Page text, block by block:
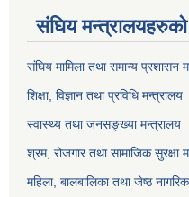
स‌ंघिय
स‌ंघिय मामिला तथा समान्य प्रशासन
शिक्षा, विज्ञान तथा प्रविधि
स्वास्थ्य तथा जनसङ्ख्या मन्त्रालय
श्रम, रोजगार तथा सामाजिक सुरक्षा
महिला, बालबालिका तथा जेष्ठ